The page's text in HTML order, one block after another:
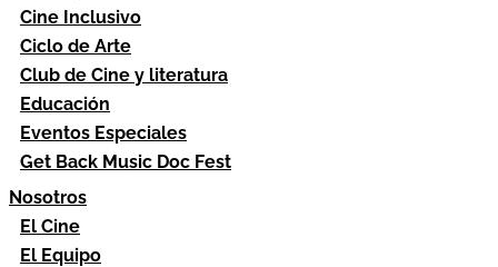
Cine Inclusivo
Ciclo de Arte
Club de Cine y literatura
Educación
Eventos Especiales
Get Back Music Doc Fest
Nosotros
El Cine
El Equipo